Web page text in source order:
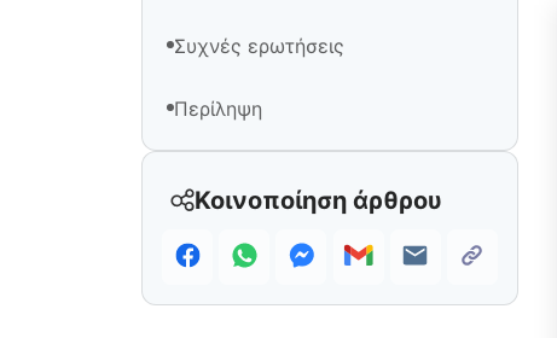
Συχνές ερωτήσεις
Περίληψη
Κοινοποίηση άρθρου